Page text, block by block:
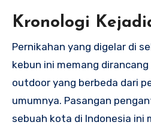
Kronologi
Pernikahan yang digelar di
kebun ini memang
outdoor yang berbeda dari
umumnya. Pasangan
sebuah kota di Indonesia ini